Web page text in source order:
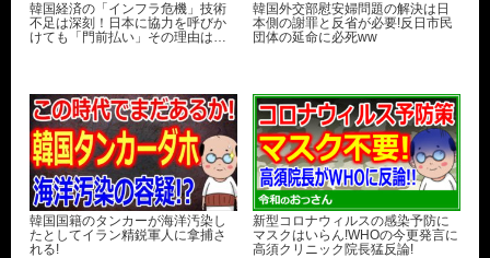
韓国経済の「インフラ危機」技術
不足は深刻！日本に協力を呼びか
けても「門前払い」その理由は…
韓国外交部慰安婦問題の解決は日
本側の謝罪と反省が必要!反日市民
団体の延命に必死ww
韓国国籍のタンカーが海洋汚染し
たとしてイラン精鋭軍人に拿捕さ
れる!
新型コロナウィルスの感染予防に
マスクはいらん!WHOの今更発言に
高須クリニック院長猛反論!